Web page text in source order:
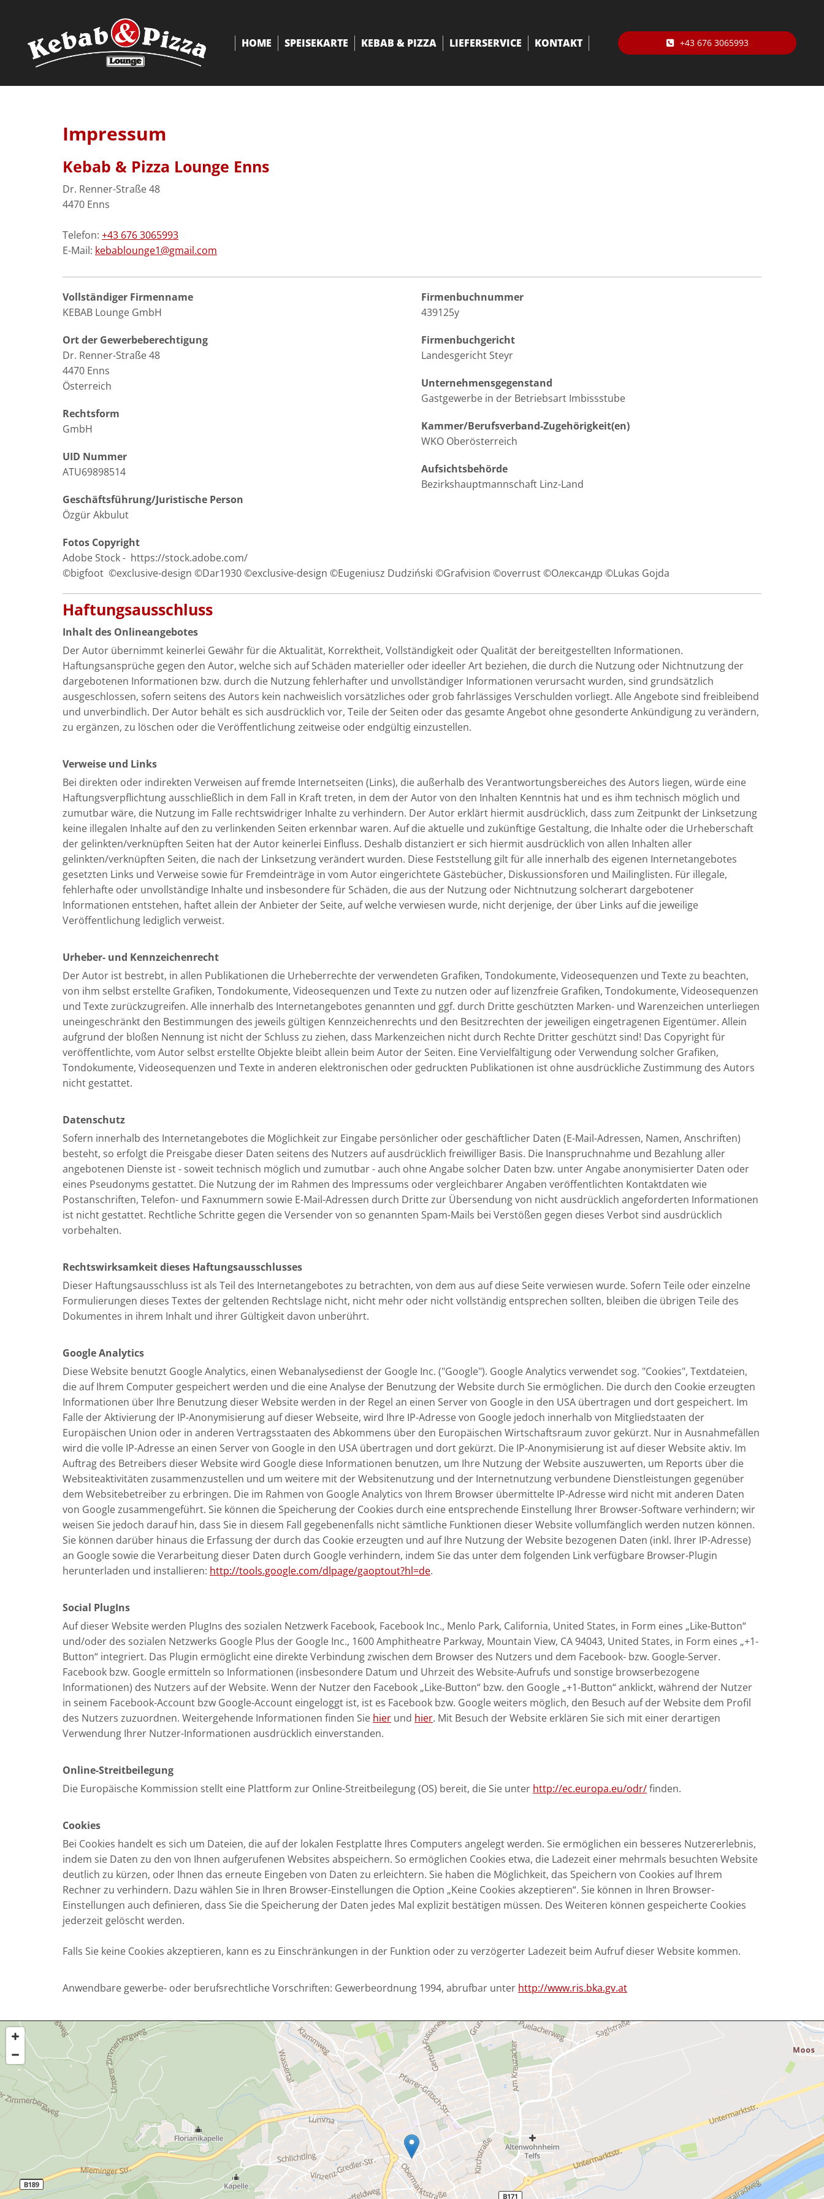
HOME SPEISEKARTE KEBAB & PIZZA LIEFERSERVICE KONTAKT +43 676 3065993
Impressum
Kebab & Pizza Lounge Enns
Dr. Renner-Straße 48
4470 Enns
Telefon: +43 676 3065993
E-Mail: kebablounge1@gmail.com
Vollständiger Firmenname
KEBAB Lounge GmbH
Ort der Gewerbeberechtigung
Dr. Renner-Straße 48
4470 Enns
Österreich
Rechtsform
GmbH
UID Nummer
ATU69898514
Geschäftsführung/Juristische Person
Özgür Akbulut
Firmenbuchnummer
439125y
Firmenbuchgericht
Landesgericht Steyr
Unternehmensgegenstand
Gastgewerbe in der Betriebsart Imbissstube
Kammer/Berufsverband-Zugehörigkeit(en)
WKO Oberösterreich
Aufsichtsbehörde
Bezirkshauptmannschaft Linz-Land
Fotos Copyright
Adobe Stock - https://stock.adobe.com/
©bigfoot ©exclusive-design ©Dar1930 ©exclusive-design ©Eugeniusz Dudziński ©Grafvision ©overrust ©Олександр ©Lukas Gojda
Haftungsausschluss
Inhalt des Onlineangebotes
Der Autor übernimmt keinerlei Gewähr für die Aktualität, Korrektheit, Vollständigkeit oder Qualität der bereitgestellten Informationen.
Haftungsansprüche gegen den Autor, welche sich auf Schäden materieller oder ideeller Art beziehen, die durch die Nutzung oder Nichtnutzung der
dargebotenen Informationen bzw. durch die Nutzung fehlerhafter und unvollständiger Informationen verursacht wurden, sind grundsätzlich
ausgeschlossen, sofern seitens des Autors kein nachweislich vorsätzliches oder grob fahrlässiges Verschulden vorliegt. Alle Angebote sind freibleibend
und unverbindlich. Der Autor behält es sich ausdrücklich vor, Teile der Seiten oder das gesamte Angebot ohne gesonderte Ankündigung zu verändern,
zu ergänzen, zu löschen oder die Veröffentlichung zeitweise oder endgültig einzustellen.
Verweise und Links
Bei direkten oder indirekten Verweisen auf fremde Internetseiten (Links), die außerhalb des Verantwortungsbereiches des Autors liegen, würde eine
Haftungsverpflichtung ausschließlich in dem Fall in Kraft treten, in dem der Autor von den Inhalten Kenntnis hat und es ihm technisch möglich und
zumutbar wäre, die Nutzung im Falle rechtswidriger Inhalte zu verhindern. Der Autor erklärt hiermit ausdrücklich, dass zum Zeitpunkt der Linksetzung
keine illegalen Inhalte auf den zu verlinkenden Seiten erkennbar waren. Auf die aktuelle und zukünftige Gestaltung, die Inhalte oder die Urheberschaft
der gelinkten/verknüpften Seiten hat der Autor keinerlei Einfluss. Deshalb distanziert er sich hiermit ausdrücklich von allen Inhalten aller
gelinkten/verknüpften Seiten, die nach der Linksetzung verändert wurden. Diese Feststellung gilt für alle innerhalb des eigenen Internetangebotes
gesetzten Links und Verweise sowie für Fremdeinträge in vom Autor eingerichtete Gästebücher, Diskussionsforen und Mailinglisten. Für illegale,
fehlerhafte oder unvollständige Inhalte und insbesondere für Schäden, die aus der Nutzung oder Nichtnutzung solcherart dargebotener
Informationen entstehen, haftet allein der Anbieter der Seite, auf welche verwiesen wurde, nicht derjenige, der über Links auf die jeweilige
Veröffentlichung lediglich verweist.
Urheber- und Kennzeichenrecht
Der Autor ist bestrebt, in allen Publikationen die Urheberrechte der verwendeten Grafiken, Tondokumente, Videosequenzen und Texte zu beachten,
von ihm selbst erstellte Grafiken, Tondokumente, Videosequenzen und Texte zu nutzen oder auf lizenzfreie Grafiken, Tondokumente, Videosequenzen
und Texte zurückzugreifen. Alle innerhalb des Internetangebotes genannten und ggf. durch Dritte geschützten Marken- und Warenzeichen unterliegen
uneingeschränkt den Bestimmungen des jeweils gültigen Kennzeichenrechts und den Besitzrechten der jeweiligen eingetragenen Eigentümer. Allein
aufgrund der bloßen Nennung ist nicht der Schluss zu ziehen, dass Markenzeichen nicht durch Rechte Dritter geschützt sind! Das Copyright für
veröffentlichte, vom Autor selbst erstellte Objekte bleibt allein beim Autor der Seiten. Eine Vervielfältigung oder Verwendung solcher Grafiken,
Tondokumente, Videosequenzen und Texte in anderen elektronischen oder gedruckten Publikationen ist ohne ausdrückliche Zustimmung des Autors
nicht gestattet.
Datenschutz
Sofern innerhalb des Internetangebotes die Möglichkeit zur Eingabe persönlicher oder geschäftlicher Daten (E-Mail-Adressen, Namen, Anschriften)
besteht, so erfolgt die Preisgabe dieser Daten seitens des Nutzers auf ausdrücklich freiwilliger Basis. Die Inanspruchnahme und Bezahlung aller
angebotenen Dienste ist - soweit technisch möglich und zumutbar - auch ohne Angabe solcher Daten bzw. unter Angabe anonymisierter Daten oder
eines Pseudonyms gestattet. Die Nutzung der im Rahmen des Impressums oder vergleichbarer Angaben veröffentlichten Kontaktdaten wie
Postanschriften, Telefon- und Faxnummern sowie E-Mail-Adressen durch Dritte zur Übersendung von nicht ausdrücklich angeforderten Informationen
ist nicht gestattet. Rechtliche Schritte gegen die Versender von so genannten Spam-Mails bei Verstößen gegen dieses Verbot sind ausdrücklich
vorbehalten.
Rechtswirksamkeit dieses Haftungsausschlusses
Dieser Haftungsausschluss ist als Teil des Internetangebotes zu betrachten, von dem aus auf diese Seite verwiesen wurde. Sofern Teile oder einzelne
Formulierungen dieses Textes der geltenden Rechtslage nicht, nicht mehr oder nicht vollständig entsprechen sollten, bleiben die übrigen Teile des
Dokumentes in ihrem Inhalt und ihrer Gültigkeit davon unberührt.
Google Analytics
Diese Website benutzt Google Analytics, einen Webanalysedienst der Google Inc. ("Google"). Google Analytics verwendet sog. "Cookies", Textdateien,
die auf Ihrem Computer gespeichert werden und die eine Analyse der Benutzung der Website durch Sie ermöglichen. Die durch den Cookie erzeugten
Informationen über Ihre Benutzung dieser Website werden in der Regel an einen Server von Google in den USA übertragen und dort gespeichert. Im
Falle der Aktivierung der IP-Anonymisierung auf dieser Webseite, wird Ihre IP-Adresse von Google jedoch innerhalb von Mitgliedstaaten der
Europäischen Union oder in anderen Vertragsstaaten des Abkommens über den Europäischen Wirtschaftsraum zuvor gekürzt. Nur in Ausnahmefällen
wird die volle IP-Adresse an einen Server von Google in den USA übertragen und dort gekürzt. Die IP-Anonymisierung ist auf dieser Website aktiv. Im
Auftrag des Betreibers dieser Website wird Google diese Informationen benutzen, um Ihre Nutzung der Website auszuwerten, um Reports über die
Websiteaktivitäten zusammenzustellen und um weitere mit der Websitenutzung und der Internetnutzung verbundene Dienstleistungen gegenüber
dem Websitebetreiber zu erbringen. Die im Rahmen von Google Analytics von Ihrem Browser übermittelte IP-Adresse wird nicht mit anderen Daten
von Google zusammengeführt. Sie können die Speicherung der Cookies durch eine entsprechende Einstellung Ihrer Browser-Software verhindern; wir
weisen Sie jedoch darauf hin, dass Sie in diesem Fall gegebenenfalls nicht sämtliche Funktionen dieser Website vollumfänglich werden nutzen können.
Sie können darüber hinaus die Erfassung der durch das Cookie erzeugten und auf Ihre Nutzung der Website bezogenen Daten (inkl. Ihrer IP-Adresse)
an Google sowie die Verarbeitung dieser Daten durch Google verhindern, indem Sie das unter dem folgenden Link verfügbare Browser-Plugin
herunterladen und installieren: http://tools.google.com/dlpage/gaoptout?hl=de.
Social PlugIns
Auf dieser Website werden PlugIns des sozialen Netzwerk Facebook, Facebook Inc., Menlo Park, California, United States, in Form eines „Like-Button“
und/oder des sozialen Netzwerks Google Plus der Google Inc., 1600 Amphitheatre Parkway, Mountain View, CA 94043, United States, in Form eines „+1-
Button“ integriert. Das Plugin ermöglicht eine direkte Verbindung zwischen dem Browser des Nutzers und dem Facebook- bzw. Google-Server.
Facebook bzw. Google ermitteln so Informationen (insbesondere Datum und Uhrzeit des Website-Aufrufs und sonstige browserbezogene
Informationen) des Nutzers auf der Website. Wenn der Nutzer den Facebook „Like-Button“ bzw. den Google „+1-Button“ anklickt, während der Nutzer
in seinem Facebook-Account bzw Google-Account eingeloggt ist, ist es Facebook bzw. Google weiters möglich, den Besuch auf der Website dem Profil
des Nutzers zuzuordnen. Weitergehende Informationen finden Sie hier und hier. Mit Besuch der Website erklären Sie sich mit einer derartigen
Verwendung Ihrer Nutzer-Informationen ausdrücklich einverstanden.
Online-Streitbeilegung
Die Europäische Kommission stellt eine Plattform zur Online-Streitbeilegung (OS) bereit, die Sie unter http://ec.europa.eu/odr/finden.
Cookies
Bei Cookies handelt es sich um Dateien, die auf der lokalen Festplatte Ihres Computers angelegt werden. Sie ermöglichen ein besseres Nutzererlebnis,
indem sie Daten zu den von Ihnen aufgerufenen Websites abspeichern. So ermöglichen Cookies etwa, die Ladezeit einer mehrmals besuchten Website
deutlich zu kürzen, oder Ihnen das erneute Eingeben von Daten zu erleichtern. Sie haben die Möglichkeit, das Speichern von Cookies auf Ihrem
Rechner zu verhindern. Dazu wählen Sie in Ihren Browser-Einstellungen die Option „Keine Cookies akzeptieren“. Sie können in Ihren Browser-
Einstellungen auch definieren, dass Sie die Speicherung der Daten jedes Mal explizit bestätigen müssen. Des Weiteren können gespeicherte Cookies
jederzeit gelöscht werden.
Falls Sie keine Cookies akzeptieren, kann es zu Einschränkungen in der Funktion oder zu verzögerter Ladezeit beim Aufruf dieser Website kommen.
Anwendbare gewerbe- oder berufsrechtliche Vorschriften: Gewerbeordnung 1994, abrufbar unter http://www.ris.bka.gv.at